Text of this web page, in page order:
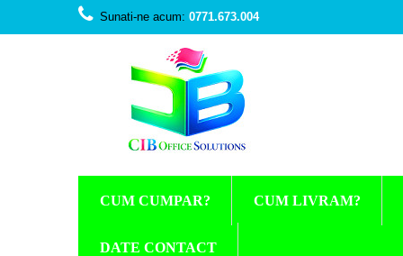
Sunati-ne acum: 0771.673.004
CUM CUMPAR? CUM LIVRAM?
DATE CONTACT